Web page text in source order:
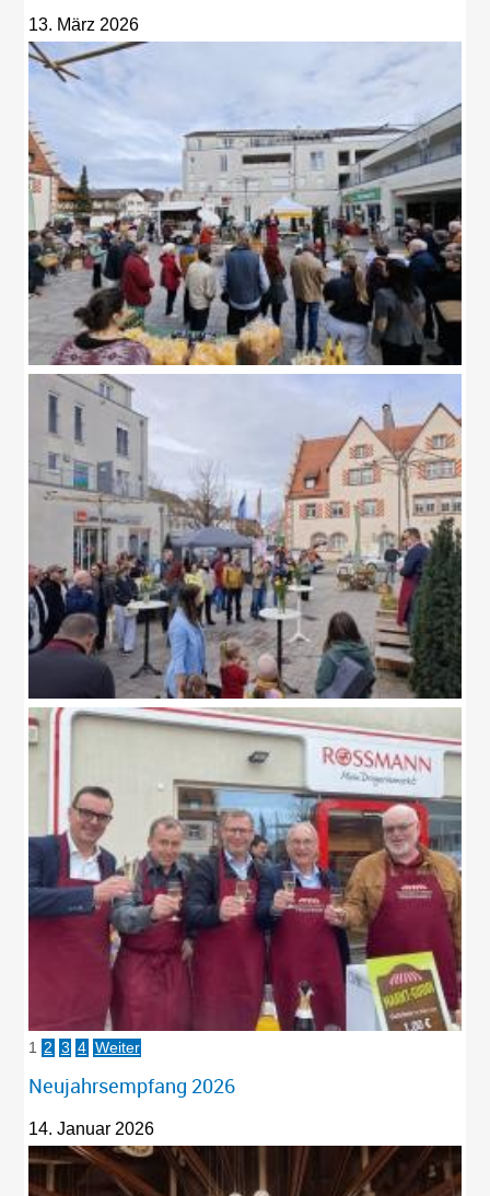
13. März 2026
1 2 3 4 Weiter
Neujahrsempfang 2026
14. Januar 2026